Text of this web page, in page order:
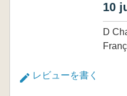
10
D
レビューを書く